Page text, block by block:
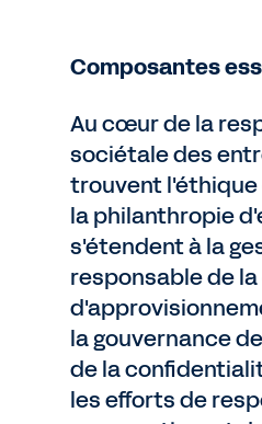
Composantes
Au cœur de la
sociétale des
trouvent
la philanthropie
s'étendent à la
responsable de
la gouvernance
de la
les efforts de